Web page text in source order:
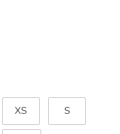
XS S